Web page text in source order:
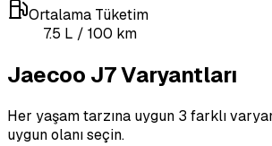
Ortalama Tüketim
7.5 L / 100 km
Jaecoo J7 Varyantları
Her yaşam tarzına uygun 3 farklı
uygun olanı seçin.